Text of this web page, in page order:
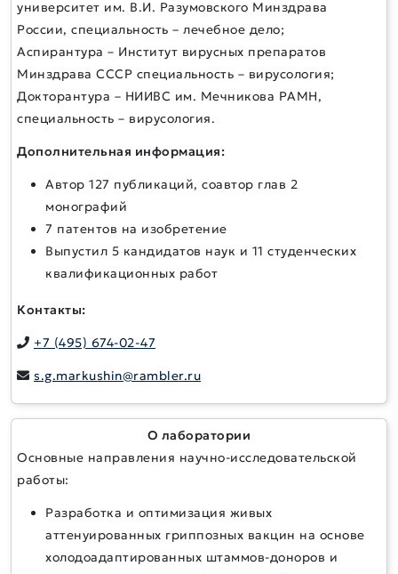
университет им. В.И. Разумовского Минздрава
России, специальность – лечебное дело;
Аспирантура – Институт вирусных препаратов
Минздрава СССР специальность – вирусология;
Докторантура – НИИВС им. Мечникова РАМН,
специальность – вирусология.
Дополнительная информация:
Автор 127 публикаций, соавтор глав 2
монографий
7 патентов на изобретение
Выпустил 5 кандидатов наук и 11 студенческих
квалификационных работ
Контакты:
+7 (495) 674-02-47
s.g.markushin@rambler.ru
О лаборатории
Основные направления научно-исследовательской
работы:
Разработка и оптимизация живых
аттенуированных гриппозных вакцин на основе
холодоадаптированных штаммов-доноров и